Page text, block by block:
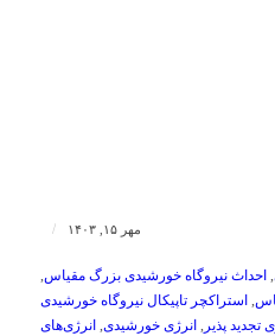
مهر ۱۵, ۱۴۰۳ /
, احداث نیروگاه خورشیدی بزرگ مقیاس,
, استراکچر تاپیکال نیروگاه خورشیدی
تجدید پذیر , انرژی خورشیدی, انرژی‌های